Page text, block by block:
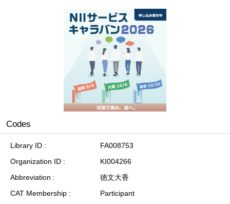
Codes
Library ID
FA008753
Organization ID
KI004266
Abbreviation
徳文大香
CAT Membership
Participant